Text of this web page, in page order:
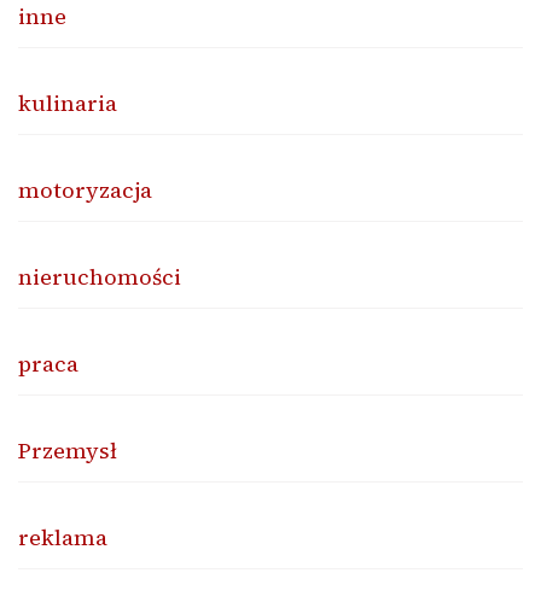
inne
kulinaria
motoryzacja
nieruchomości
praca
Przemysł
reklama